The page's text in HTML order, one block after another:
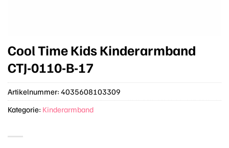
Cool Time Kids Kinderarmband
CTJ-0110-B-17
Artikelnummer: 4035608103309
Kategorie: Kinderarmband